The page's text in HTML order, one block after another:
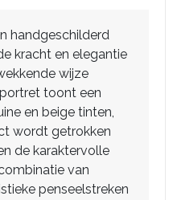
handgeschilderd
kracht en elegantie
wijze
toont een
en beige tinten,
wordt getrokken
de karaktervolle
van
penseelstreken